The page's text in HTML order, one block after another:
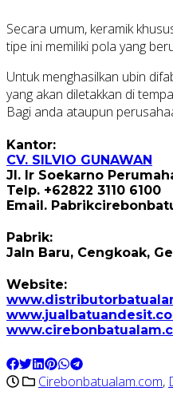
Secara umum, keramik
tipe ini memiliki pola yang
Untuk menghasilkan ubin
yang akan diletakkan di
Bagi anda ataupun
Kantor:
CV. SILVIO GUNAWAN
Jl. Ir Soekarno
Telp. +62822 3110 6100
Email.
Pabrik:
Jaln Baru, Cengkoak,
Website:
Cirebonbatualam.com,